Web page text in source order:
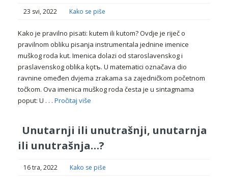
23 svi, 2022 Kako se piše
Kako je pravilno pisati: kutem ili kutom? Ovdje je riječ o
pravilnom obliku pisanja instrumentala jednine imenice
muškog roda kut. Imenica dolazi od staroslavenskog i
praslavenskog oblika kǫtъ. U matematici označava dio
ravnine omeđen dvjema zrakama sa zajedničkom početnom
točkom. Ova imenica muškog roda česta je u sintagmama
poput: U . . . Pročitaj više
Unutarnji ili unutrašnji, unutarnja
ili unutrašnja…?
16 tra, 2022 Kako se piše